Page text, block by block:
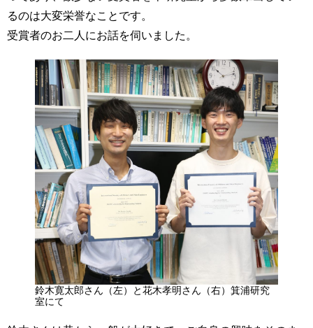
るのは大変栄誉なことです。
受賞者のお二人にお話を伺いました。
鈴木寛太郎さん（左）と花木孝明さん（右）箕浦研究
室にて